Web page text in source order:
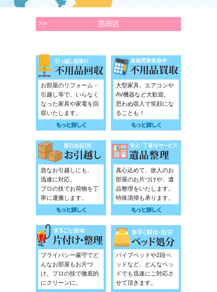
>> 墨田区
お部屋のリフォーム・
引越し等で、いらなく
なった家具や家電を回
収いたします。
大型家具、エアコンや
AV機器など大歓迎。
思わぬ収入で笑顔にな
ることも！
急なお引越しにも、
迅速に対応。
プロの技でお荷物を丁
寧に運搬します。
真心込めて、故人のお
部屋のお片づけや、遺
品整理をいたします。
特殊清掃も承ります。
プライバシー厳守でど
んなお部屋もお片づ
け。プロの技で徹底的
にクリーンに。
パイプベッドや2段ベ
ッドなど、どんなベッ
ドでも迅速にご対応さ
せて頂きます。